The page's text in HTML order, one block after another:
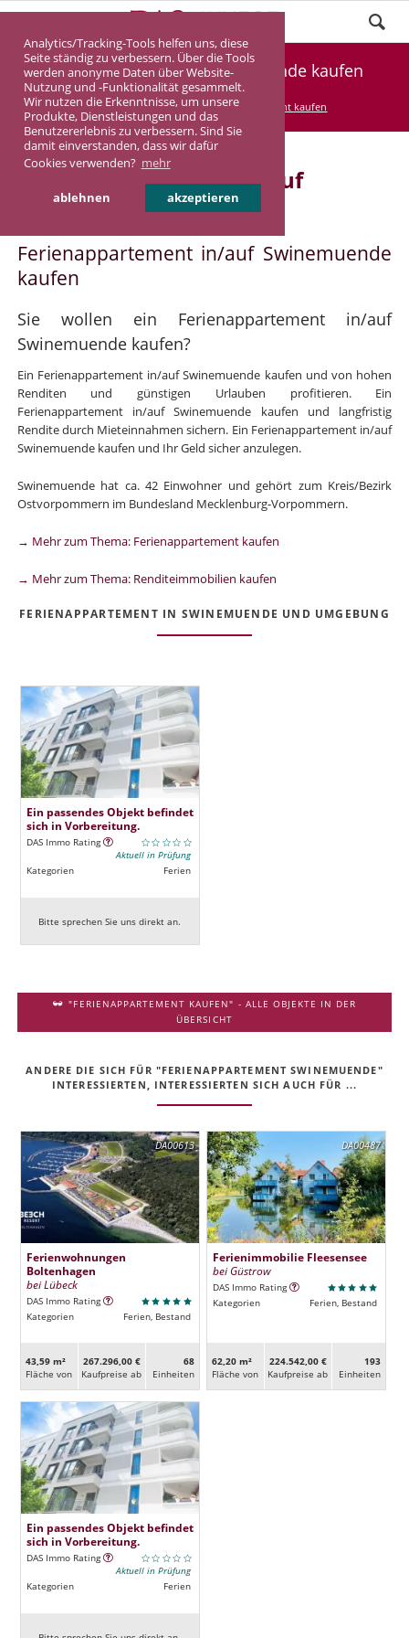
Analytics/Tracking-Tools helfen uns, diese
Seite ständig zu verbessern. Über die Tools
werden anonyme Daten über Website-
Nutzung und -Funktionalität gesammelt.
Wir nutzen die Erkenntnisse, um unsere
Produkte, Dienstleistungen und das
Benutzererlebnis zu verbessern. Sind Sie
damit einverstanden, dass wir dafür
Cookies verwenden? mehr
ablehnen akzeptieren
Ferienappartement Swinemuende kaufen
DASINVEST Service Ferienappartement kaufen
Ferienappartement in/auf
Swinemuende
Ferienappartement in/auf Swinemuende
kaufen
Sie wollen ein Ferienappartement in/auf
Swinemuende kaufen?
Ein Ferienappartement in/auf Swinemuende kaufen und von hohen
Renditen und günstigen Urlauben profitieren. Ein
Ferienappartement in/auf Swinemuende kaufen und langfristig
Rendite durch Mieteinnahmen sichern. Ein Ferienappartement in/auf
Swinemuende kaufen und Ihr Geld sicher anzulegen.
Swinemuende hat ca. 42 Einwohner und gehört zum Kreis/Bezirk
Ostvorpommern im Bundesland Mecklenburg-Vorpommern.
→ Mehr zum Thema: Ferienappartement kaufen
→ Mehr zum Thema: Renditeimmobilien kaufen
FERIENAPPARTEMENT IN SWINEMUENDE UND UMGEBUNG
Ein passendes Objekt befindet
sich in Vorbereitung.
DAS Immo Rating
Aktuell in Prüfung
Kategorien
Ferien
Bitte sprechen Sie uns direkt an.
"FERIENAPPARTEMENT KAUFEN" - ALLE OBJEKTE IN DER
ÜBERSICHT
ANDERE DIE SICH FÜR "FERIENAPPARTEMENT SWINEMUENDE"
INTERESSIERTEN, INTERESSIERTEN SICH AUCH FÜR ...
DA00613
Ferienwohnungen
Boltenhagen
bei Lübeck
DAS Immo Rating
Kategorien
Ferien, Bestand
43,59 m²
Fläche von
267.296,00 €
Kaufpreise ab
68
Ein­heiten
DA00487
Ferienimmobilie Fleesensee
bei Güstrow
DAS Immo Rating
Kategorien
Ferien, Bestand
62,20 m²
Fläche von
224.542,00 €
Kaufpreise ab
193
Ein­heiten
Ein passendes Objekt befindet
sich in Vorbereitung.
DAS Immo Rating
Aktuell in Prüfung
Kategorien
Ferien